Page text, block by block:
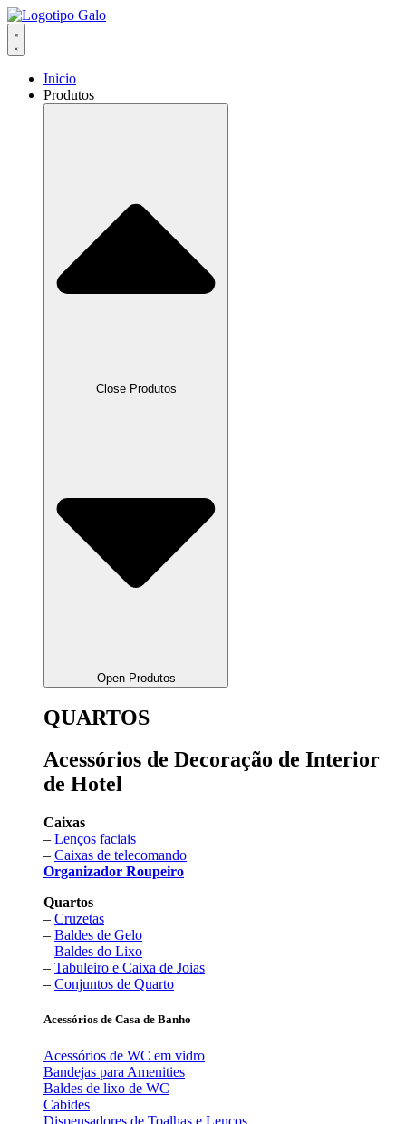
Inicio
Produtos
Close Produtos
Open Produtos
QUARTOS
Acessórios de Decoração de Interior
de Hotel
Caixas
– Lenços faciais
– Caixas de telecomando
Organizador Roupeiro
Quartos
– Cruzetas
– Baldes de Gelo
– Baldes do Lixo
– Tabuleiro e Caixa de Joias
– Conjuntos de Quarto
Acessórios de Casa de Banho
Acessórios de WC em vidro
Bandejas para Amenities
Baldes de lixo de WC
Cabides
Dispensadores de Toalhas e Lenços